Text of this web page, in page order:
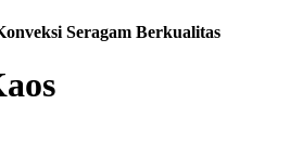
Seragam Berkualitas